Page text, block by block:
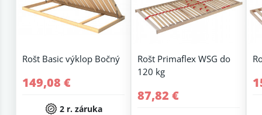
Rošt Basic výklop Bočný
149,08 €
2 r. záruka
Rošt Primaflex WSG do
120 kg
87,82 €